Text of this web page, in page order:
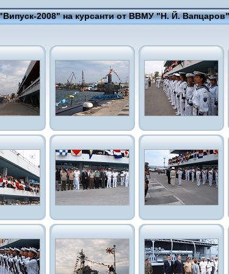
"Випуск-2008" на курсанти от ВВМУ "Н. Й. Вапцаров"